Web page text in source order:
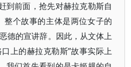
到前面，抢先对赫拉克勒斯自
整个故事的主体是两位女子的
德的宣讲辞。因此，从文体上
上的赫拉克勒斯”故事实际上